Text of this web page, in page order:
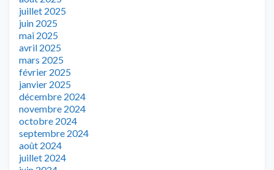
juillet 2025
juin 2025
mai 2025
avril 2025
mars 2025
février 2025
janvier 2025
décembre 2024
novembre 2024
octobre 2024
septembre 2024
août 2024
juillet 2024